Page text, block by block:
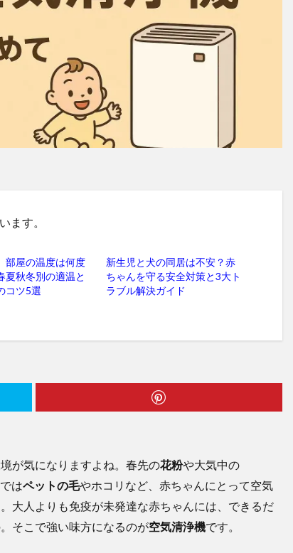
ます。
部屋の温度は何度
夏秋冬別の適温と
コツ5選
新生児と犬の同居は不安？赤
ちゃんを守る安全対策と3大ト
ラブル解決ガイド
が気になりますよね。春先の花粉や大気中の
はペットの毛やホコリなど、赤ちゃんにとって空気
大人よりも免疫が未発達な赤ちゃんには、できるだ
そこで強い味方になるのが空気清浄機です。